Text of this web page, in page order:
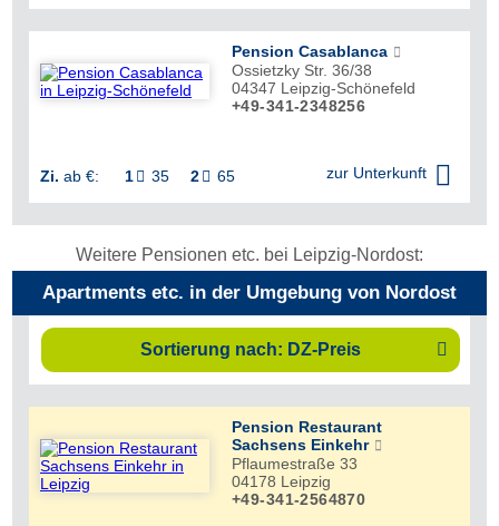
Pension Casablanca
Ossietzky Str. 36/38
04347 Leipzig-Schönefeld
+49-341-2348256
Zi. ab €: 1  35 2  65 zur Unterkunft 
Weitere Pensionen etc. bei Leipzig-Nordost:
Apartments etc. in der Umgebung von Nordost
Sortierung nach: DZ-Preis 
Pension Restaurant
Sachsens Einkehr
Pflaumestraße 33
04178 Leipzig
+49-341-2564870